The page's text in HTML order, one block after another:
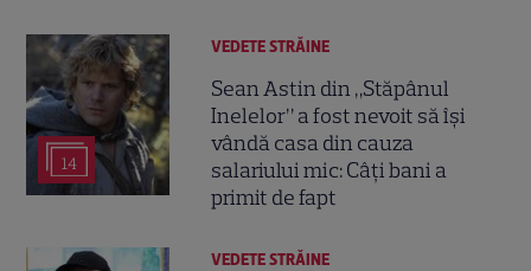
14
VEDETE STRĂINE
Sean Astin din „Stăpânul
Inelelor” a fost nevoit să își
vândă casa din cauza
salariului mic: Câți bani a
primit de fapt
VEDETE STRĂINE